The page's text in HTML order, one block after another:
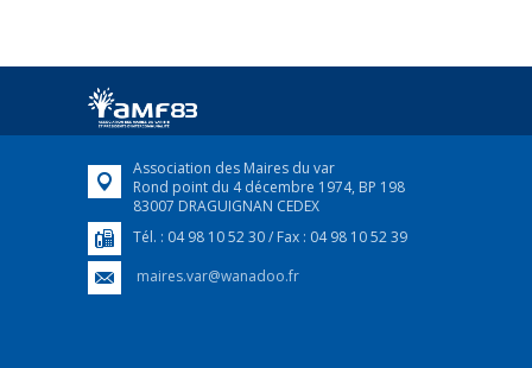
Afin d’accompagner au mieux les réfugiés
FEUILLETER
Association des Maires du var
Rond point du 4 décembre 1974, BP 198
83007 DRAGUIGNAN CEDEX
Tél. : 04 98 10 52 30 / Fax : 04 98 10 52 39
maires.var@wanadoo.fr